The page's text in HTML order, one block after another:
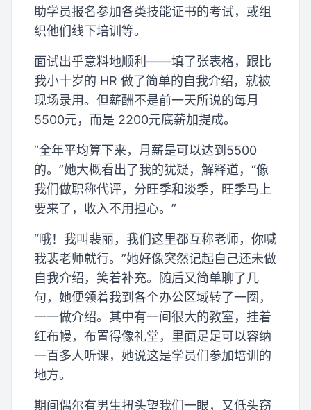
助学员报名参加各类技能证书的考试，或组
织他们线下培训等。
面试出乎意料地顺利——填了张表格，跟比
我小十岁的 HR 做了简单的自我介绍，就被
现场录用。但薪酬不是前一天所说的每月
5500元，而是 2200元底薪加提成。
“全年平均算下来，月薪是可以达到5500
的。”她大概看出了我的犹疑，解释道，“像
我们做职称代评，分旺季和淡季，旺季马上
要来了，收入不用担心。”
“哦！我叫裴丽，我们这里都互称老师，你喊
我裴老师就行。”她好像突然记起自己还未做
自我介绍，笑着补充。随后又简单聊了几
句，她便领着我到各个办公区域转了一圈，
一一做介绍。其中有一间很大的教室，挂着
红布幔，布置得像礼堂，里面足足可以容纳
一百多人听课，她说这是学员们参加培训的
地方。
期间偶尔有男生扭头望我们一眼，又低头窃